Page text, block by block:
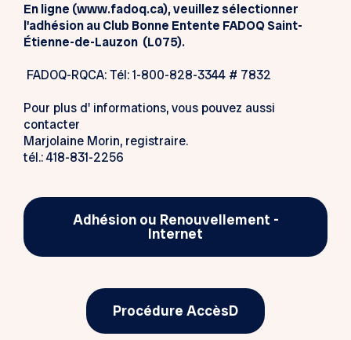
En ligne (www.fadoq.ca), veuillez sélectionner
l'adhésion au Club Bonne Entente FADOQ Saint-
Étienne-de-Lauzon (L075).
FADOQ-RQCA: Tél: 1-800-828-3344 # 7832
Pour plus d' informations, vous pouvez aussi
contacter
Marjolaine Morin, registraire.
tél.: 418-831-2256
Adhésion ou Renouvellement -
Internet
Procédure AccèsD